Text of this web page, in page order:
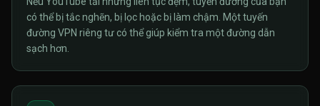
có thể bị tắc nghẽn, bị lọc hoặc bị làm chậm. Một tuyến
đường VPN riêng tư có thể giúp kiểm tra một đường dẫn
sạch hơn.